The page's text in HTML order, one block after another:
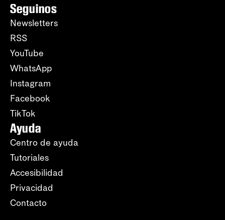
Seguinos
Newsletters
RSS
YouTube
WhatsApp
Instagram
Facebook
TikTok
Ayuda
Centro de ayuda
Tutoriales
Accesibilidad
Privacidad
Contacto